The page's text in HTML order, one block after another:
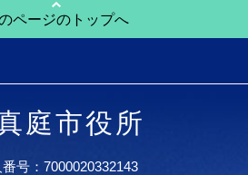
ページのトップへ
庭市役所
号：7000020332143